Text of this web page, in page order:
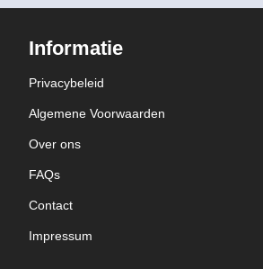
Informatie
Privacybeleid
Algemene Voorwaarden
Over ons
FAQs
Contact
Impressum